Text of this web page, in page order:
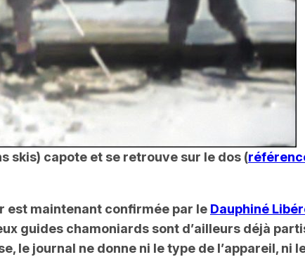
skis) capote et se retrouve sur le dos (
est maintenant confirmée par le Dauphiné
guides chamoniards sont d’ailleurs déjà
le journal ne donne ni le type de l’appareil, ni